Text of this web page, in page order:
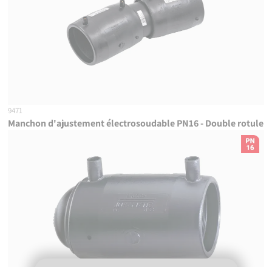
9471
Manchon d'ajustement électrosoudable PN16 - Double rotule